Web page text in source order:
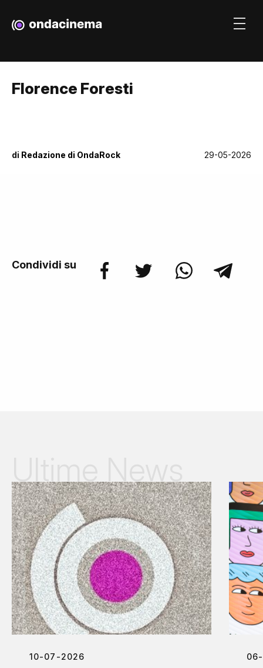
Florence Foresti
di Redazione di OndaRock 29-05-2026
Condividi su
10-07-2026